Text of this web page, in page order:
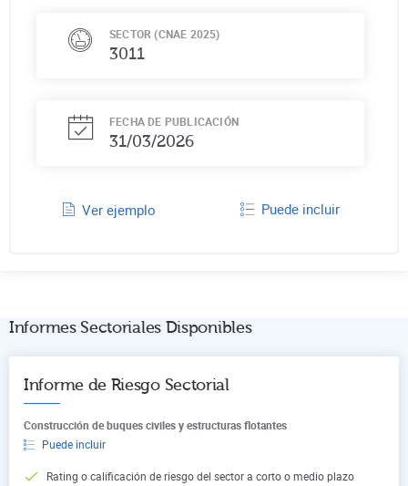
SECTOR (CNAE 2025)
3011
FECHA DE PUBLICACIÓN
31/03/2026
Ver ejemplo Puede incluir
Informes Sectoriales Disponibles
Informe de Riesgo Sectorial
Construcción de buques civiles y estructuras flotantes
Puede incluir
Rating o calificación de riesgo del sector a corto o medio plazo